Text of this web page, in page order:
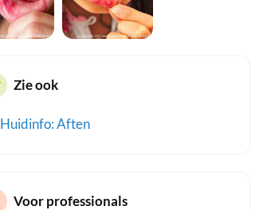
Zie ook
Huidinfo: Aften
Voor professionals